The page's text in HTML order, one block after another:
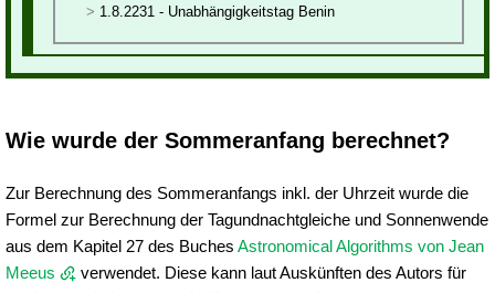
1.8.2231 - Unabhängigkeitstag Benin
Wie wurde der Sommeranfang berechnet?
Zur Berechnung des Sommeranfangs inkl. der Uhrzeit wurde die
Formel zur Berechnung der Tagundnachtgleiche und Sonnenwende
aus dem Kapitel 27 des Buches Astronomical Algorithms von Jean
Meeus
verwendet. Diese kann laut Auskünften des Autors für